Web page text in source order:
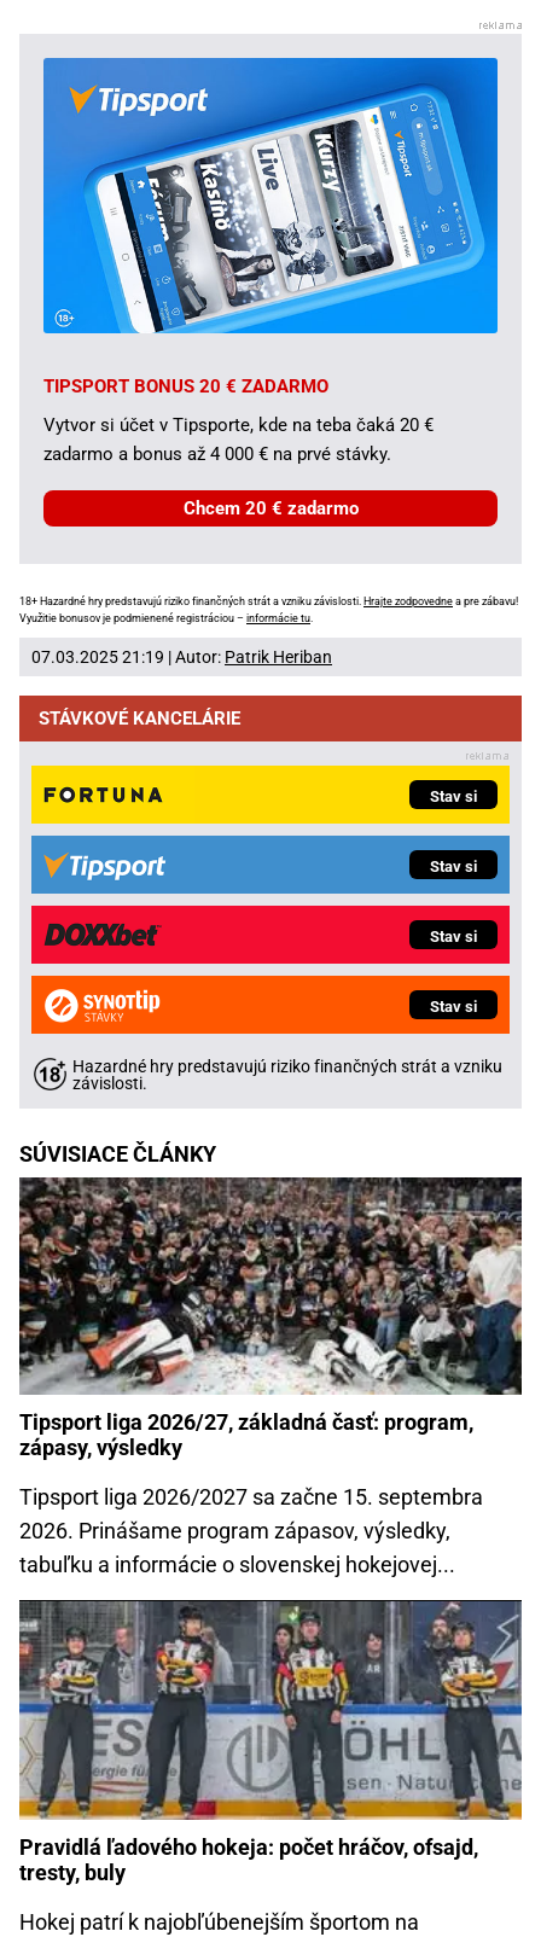
TIPSPORT BONUS 20 € ZADARMO
Vytvor si účet v Tipsporte, kde na teba čaká 20 €
zadarmo a bonus až 4 000 € na prvé stávky.
Chcem 20 € zadarmo
18+ Hazardné hry predstavujú riziko finančných strát a vzniku závislosti. Hrajte zodpovedne a pre zábavu!
Využitie bonusov je podmienené registráciou – informácie tu
07.03.2025 21:19 | Autor: Patrik Heriban
STÁVKOVÉ KANCELÁRIE
Stav si
Stav si
Stav si
Stav si
Hazardné hry predstavujú riziko finančných strát a vzniku
závislosti.
SÚVISIACE ČLÁNKY
Tipsport liga 2026/27, základná časť: program,
zápasy, výsledky
Tipsport liga 2026/2027 sa začne 15. septembra
2026. Prinášame program zápasov, výsledky,
tabuľku a informácie o slovenskej hokejovej...
Pravidlá ľadového hokeja: počet hráčov, ofsajd,
tresty, buly
Hokej patrí k najobľúbenejším športom na